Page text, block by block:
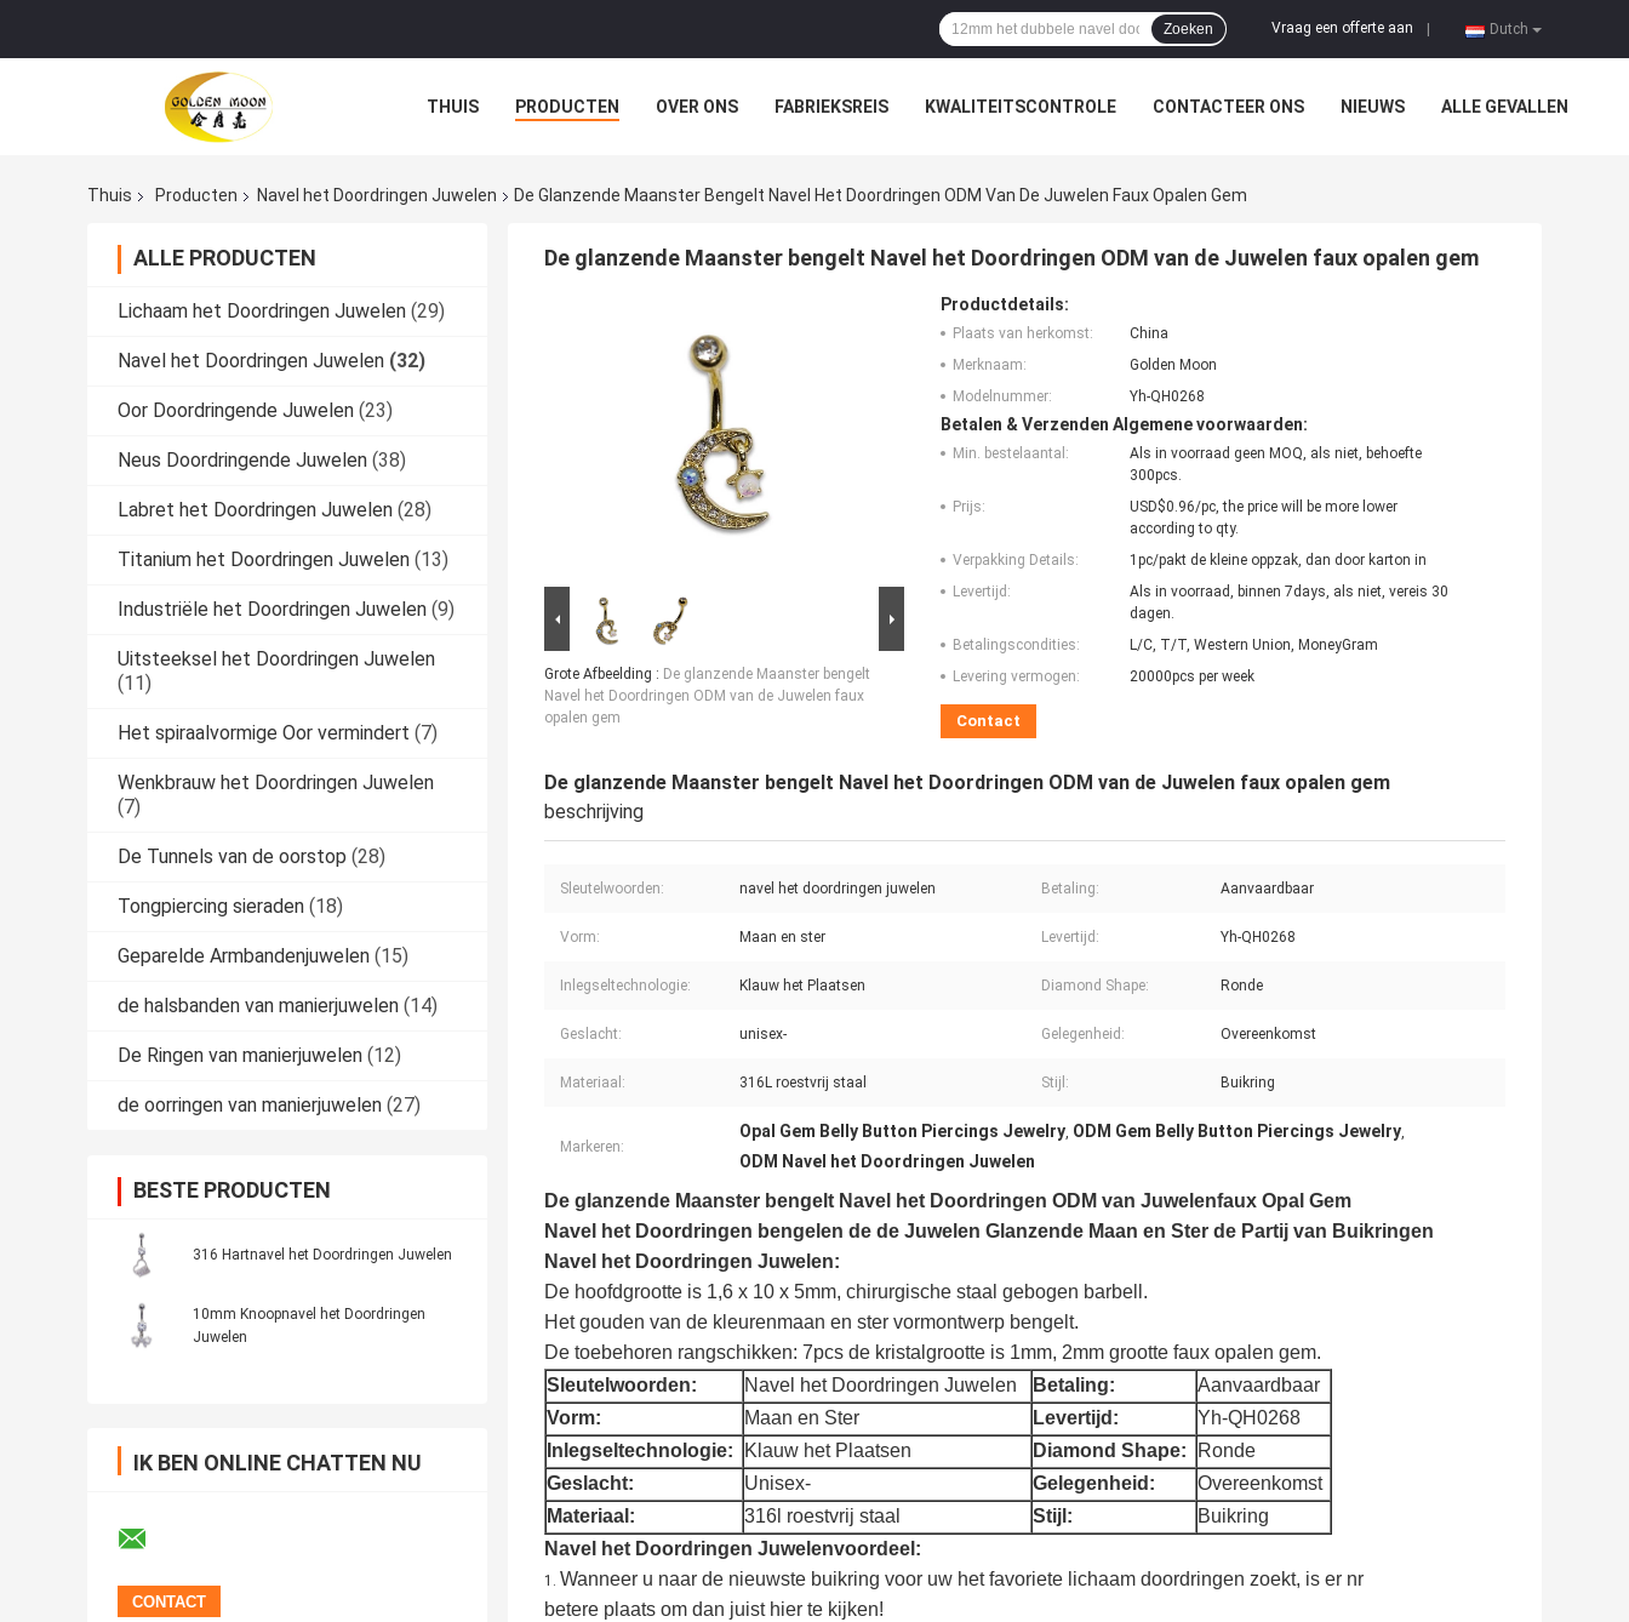
Dutch
Vraag een offerte aan
Zoeken
THUIS PRODUCTEN OVER ONS FABRIEKSREIS KWALITEITSCONTROLE CONTACTEER ONS NIEUWS ALLE GEVALLEN
Thuis
Producten Navel het Doordringen Juwelen De Glanzende Maanster Bengelt Navel Het Doordringen ODM Van De Juwelen Faux Opalen Gem
ALLE PRODUCTEN
Lichaam het Doordringen Juwelen (29)
Navel het Doordringen Juwelen (32)
Oor Doordringende Juwelen (23)
Neus Doordringende Juwelen (38)
Labret het Doordringen Juwelen (28)
Titanium het Doordringen Juwelen (13)
Industriële het Doordringen Juwelen (9)
Uitsteeksel het Doordringen Juwelen
(11)
Het spiraalvormige Oor vermindert (7)
Wenkbrauw het Doordringen Juwelen
(7)
De Tunnels van de oorstop (28)
Tongpiercing sieraden (18)
Geparelde Armbandenjuwelen (15)
de halsbanden van manierjuwelen (14)
De Ringen van manierjuwelen (12)
de oorringen van manierjuwelen (27)
BESTE PRODUCTEN
316 Hartnavel het Doordringen Juwelen
10mm Knoopnavel het Doordringen
Juwelen
IK BEN ONLINE CHATTEN NU
De glanzende Maanster bengelt Navel het Doordringen ODM van de Juwelen faux opalen gem
Grote Afbeelding : De glanzende Maanster bengelt
Navel het Doordringen ODM van de Juwelen faux
opalen gem
Productdetails:
Plaats van herkomst:
China
Merknaam:
Golden Moon
Modelnummer:
Yh-QH0268
Betalen & Verzenden Algemene voorwaarden:
Min. bestelaantal:
Als in voorraad geen MOQ, als niet, behoefte
300pcs.
Prijs:
USD$0.96/pc, the price will be more lower
according to qty.
Verpakking Details:
1pc/pakt de kleine oppzak, dan door karton in
Levertijd:
Als in voorraad, binnen 7days, als niet, vereis 30
dagen.
Betalingscondities:
L/C, T/T, Western Union, MoneyGram
Levering vermogen:
20000pcs per week
Contact
De glanzende Maanster bengelt Navel het Doordringen ODM van de Juwelen faux opalen gem
beschrijving
Sleutelwoorden: navel het doordringen juwelen Betaling: Aanvaardbaar
Vorm: Maan en ster Levertijd: Yh-QH0268
Inlegseltechnologie: Klauw het Plaatsen Diamond Shape: Ronde
Geslacht: unisex- Gelegenheid: Overeenkomst
Materiaal: 316L roestvrij staal Stijl: Buikring
Markeren:
Opal Gem Belly Button Piercings Jewelry, ODM Gem Belly Button Piercings Jewelry,
ODM Navel het Doordringen Juwelen
De glanzende Maanster bengelt Navel het Doordringen ODM van Juwelenfaux Opal Gem
Navel het Doordringen bengelen de de Juwelen Glanzende Maan en Ster de Partij van Buikringen
Navel het Doordringen Juwelen:
De hoofdgrootte is 1,6 x 10 x 5mm, chirurgische staal gebogen barbell.
Het gouden van de kleurenmaan en ster vormontwerp bengelt.
De toebehoren rangschikken: 7pcs de kristalgrootte is 1mm, 2mm grootte faux opalen gem.
Sleutelwoorden:
Navel het Doordringen Juwelen Betaling:
Aanvaardbaar
Vorm:
Maan en Ster Levertijd:
Yh-QH0268
Inlegseltechnologie:
Klauw het Plaatsen Diamond Shape:
Ronde
Geslacht:
Unisex- Gelegenheid:
Overeenkomst
Materiaal:
316l roestvrij staal Stijl:
Buikring
Navel het Doordringen Juwelenvoordeel:
1. Wanneer u naar de nieuwste buikring voor uw het favoriete lichaam doordringen zoekt, is er nr
betere plaats om dan juist hier te kijken!